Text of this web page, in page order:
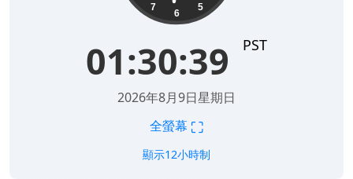
5
6
7
01:30:39 PST
2026年8月9日星期日
全螢幕 ⛶
顯示12小時制